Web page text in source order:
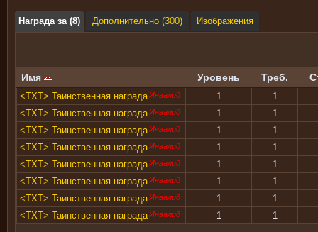
Награда за (8) Дополнительно (300) Изображения
Имя Уровень Треб.
<TXT> Таинственная наградаИнвалид 1
1
<TXT> Таинственная наградаИнвалид 1
1
<TXT> Таинственная наградаИнвалид 1
1
<TXT> Таинственная наградаИнвалид 1
1
<TXT> Таинственная наградаИнвалид 1
1
<TXT> Таинственная наградаИнвалид 1
1
<TXT> Таинственная наградаИнвалид 1
1
<TXT> Таинственная наградаИнвалид 1 1